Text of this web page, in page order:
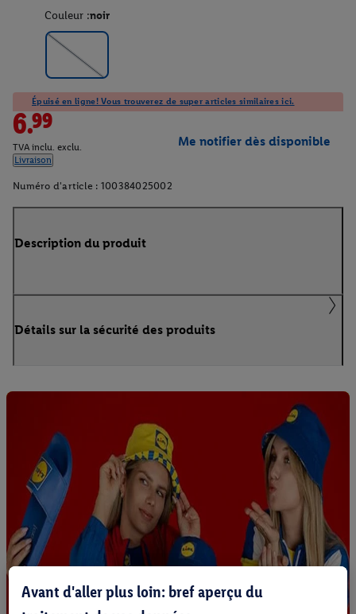
Couleur :noir
Épuisé en ligne! Vous trouverez de super articles similaires ici.
6.99
TVA inclu. exclu.
Livraison
Me notifier dès disponible
Numéro d'article : 100384025002
Description du produit
Détails sur la sécurité des produits
Avant d'aller plus loin: bref aperçu du